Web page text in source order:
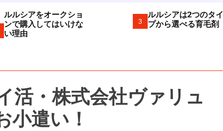
ルルシアをオークショ
ンで購入してはいけな
い理由
3
ルルシアは2つのタイ
プから選べる育毛剤
活・株式会社ヴァリュ
小遣い！